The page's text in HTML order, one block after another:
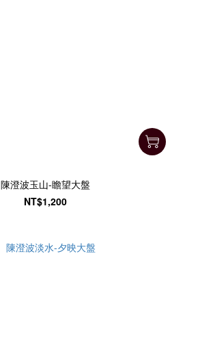
陳澄波玉山-瞻望大盤
NT$1,200